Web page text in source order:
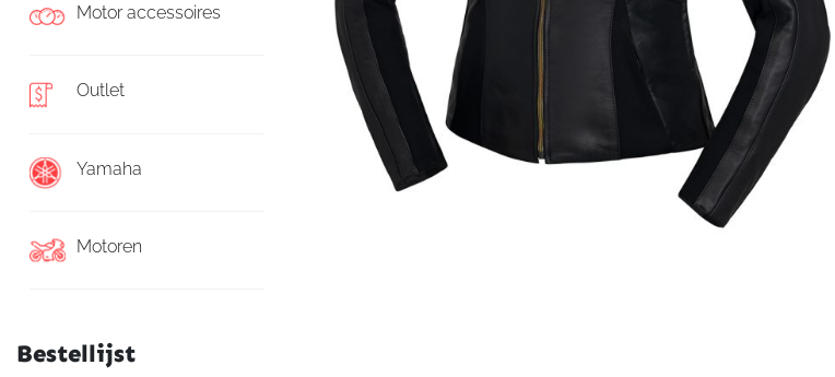
Motor accessoires
Outlet
Yamaha
Motoren
Bestellijst